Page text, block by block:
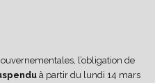
l’obligation de
à partir du lundi 14 mars